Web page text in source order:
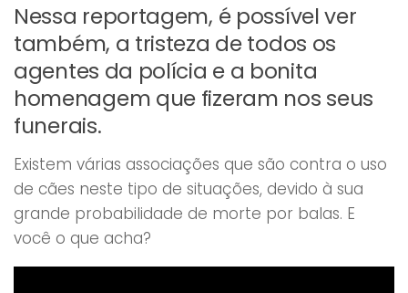
Nessa reportagem, é possível ver
também, a tristeza de todos os
agentes da polícia e a bonita
homenagem que fizeram nos seus
funerais.
Existem várias associações que são contra o uso
de cães neste tipo de situações, devido à sua
grande probabilidade de morte por balas. E
você o que acha?